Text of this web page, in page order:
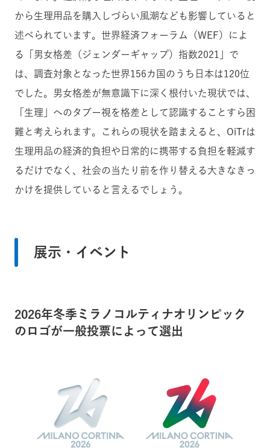
から生理用品を購入しづらい風潮なども影響していると
述べられています。世界経済フォーラム（WEF）によ
る「男女格差（ジェンダーギャップ）指数2021」で
は、調査対象となった世界156カ国のうち日本は120位
でした。男女格差が無意識下に深く根付いた現状では、
「生理」へのタブー視を格差として認識することすら困
難と考えられます。これらの現状を踏まえると、OiTrは
生理用品の経済的負担や日常的に携帯する負担を軽減す
るだけでなく、社会の当たり前を作り替える大きなきっ
かけを提供していると言えるでしょう。
展示・イベント
2026年冬季ミラノコルティナオリンピック
のロゴが一般投票によって選出